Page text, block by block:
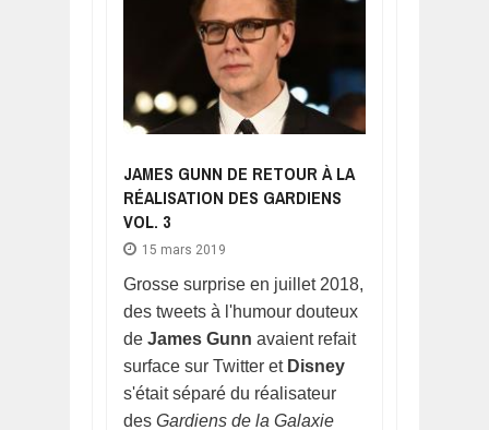
JAMES GUNN DE RETOUR À LA
RÉALISATION DES GARDIENS
VOL. 3
15 mars 2019
Grosse surprise en juillet 2018,
des tweets à l'humour douteux
de James Gunn avaient refait
surface sur Twitter et Disney
s'était séparé du réalisateur
des Gardiens de la Galaxie